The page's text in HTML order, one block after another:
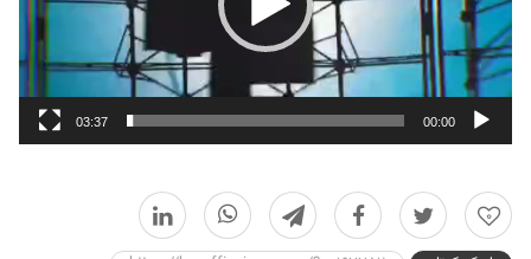
00:00
03:37
0